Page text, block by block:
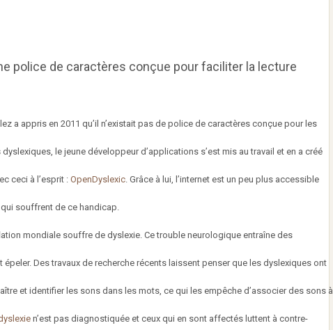
police de caractères conçue pour faciliter la lecture
a appris en 2011 qu’il n’existait pas de police de caractères conçue pour les
le jeune développeur d’applications s’est mis au travail et en a créé
ceci à l’esprit : OpenDyslexic . Grâce à lui, l’internet est un peu plus accessible
souffrent de ce handicap.
mondiale souffre de dyslexie. Ce trouble neurologique entraîne des
épeler. Des travaux de recherche récents laissent penser que les dyslexiques ont
et identifier les sons dans les mots, ce qui les empêche d’associer des sons à
n’est pas diagnostiquée et ceux qui en sont affectés luttent à contre-